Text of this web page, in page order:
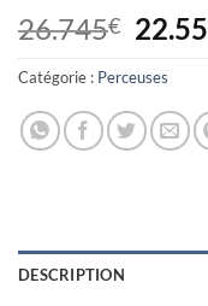
26.745€ Le
prix
initial
était :
Catégorie : Perceuses
DESCRIPTION